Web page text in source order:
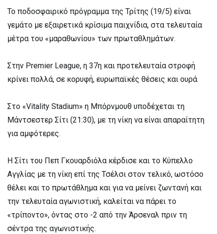
Το ποδοσφαιρικό πρόγραμμα της Τρίτης (19/5) είναι
γεμάτο με εξαιρετικά κρίσιμα παιχνίδια, στα τελευταία
μέτρα του «μαραθωνίου» των πρωταθλημάτων.
Στην Premier League, η 37η και προτελευταία στροφή
κρίνει πολλά, σε κορυφή, ευρωπαϊκές θέσεις και ουρά.
Στο «Vitality Stadium» η Μπόρνμουθ υποδέχεται τη
Μάντσεστερ Σίτι (21:30), με τη νίκη να είναι απαραίτητη
για αμφότερες.
Η Σίτι του Πεπ Γκουαρδιόλα κέρδισε και το Κύπελλο
Αγγλίας με τη νίκη επί της Τσέλσι στον τελικό, ωστόσο
θέλει και το πρωτάθλημα και για να μείνει ζωντανή και
την τελευταία αγωνιστική, καλείται να πάρει το
«τρίποντο», όντας στο -2 από την Άρσεναλ πριν τη
σέντρα της αγωνιστικής.